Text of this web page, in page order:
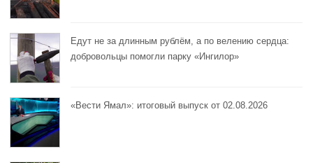
Едут не за длинным рублём, а по велению сердца:
добровольцы помогли парку «Ингилор»
«Вести Ямал»: итоговый выпуск от 02.08.2026